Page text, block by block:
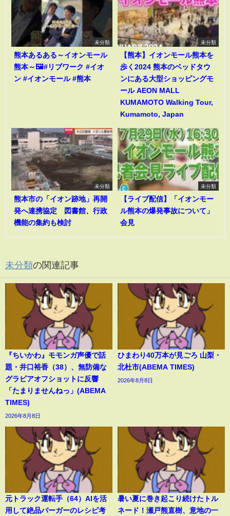
未分類
熊本あるある～イオンモール
熊本～🖼️#リブワーク #イオ
ン #イオンモール #熊本
未分類
【熊本】イオンモール熊本を
歩く2024 熊本のベッドタウ
ンにある大型ショッピングモ
ール AEON MALL
KUMAMOTO Walking Tour,
Kumamoto, Japan
未分類
熊本市の「イオン跡地」再開
発へ連携協定 図書館、行政
機能の集約も検討
未分類
【ライブ配信】「イオンモー
ル熊本の爆発事故について」
会見
未分類の関連記事
『ちいかわ』モモンガ声優で話
題・井口裕香（38）、無防備な
グラビアオフショットに反響
「たまりませんねっ」(ABEMA
TIMES)
2026年8月8日
ひまわり40万本が見ごろ 山梨・
北杜市(ABEMA TIMES)
2026年8月8日
元トラック運転手（64）AIを活
用して絶品バーガーのレシピ考
暑い夏に巻き起こり続けたトル
ネード！瀬戸熊直樹、意地の一